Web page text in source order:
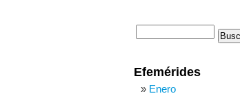
Efemérides
Enero